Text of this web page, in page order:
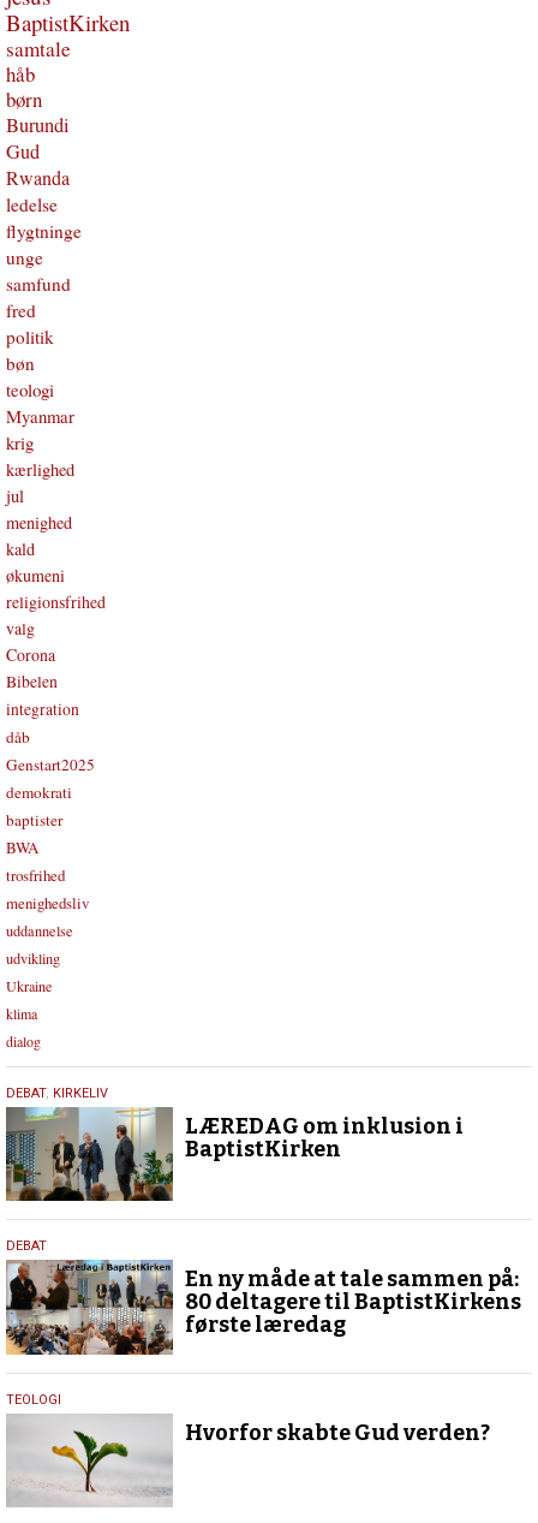
BaptistKirken
samtale
håb
børn
Burundi
Gud
Rwanda
ledelse
flygtninge
unge
samfund
fred
politik
bøn
teologi
Myanmar
krig
kærlighed
jul
menighed
kald
økumeni
religionsfrihed
valg
Corona
Bibelen
integration
dåb
Genstart2025
demokrati
baptister
BWA
trosfrihed
menighedsliv
uddannelse
udvikling
Ukraine
klima
dialog
13.
maj
2026
DEBAT, KIRKELIV
LÆREDAG om inklusion i
BaptistKirken
3.
februar
2026
DEBAT
En ny måde at tale sammen på:
80 deltagere til BaptistKirkens
første læredag
9.
TEOLOGI
Hvorfor skabte Gud verden?